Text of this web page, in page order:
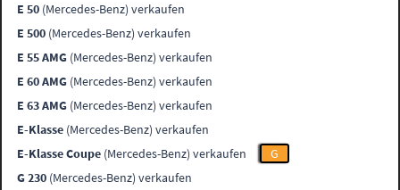
E 50 (Mercedes-Benz) verkaufen
E 500 (Mercedes-Benz) verkaufen
E 55 AMG (Mercedes-Benz) verkaufen
E 60 AMG (Mercedes-Benz) verkaufen
E 63 AMG (Mercedes-Benz) verkaufen
E-Klasse (Mercedes-Benz) verkaufen
E-Klasse Coupe (Mercedes-Benz) verkaufen
G
G 230 (Mercedes-Benz) verkaufen